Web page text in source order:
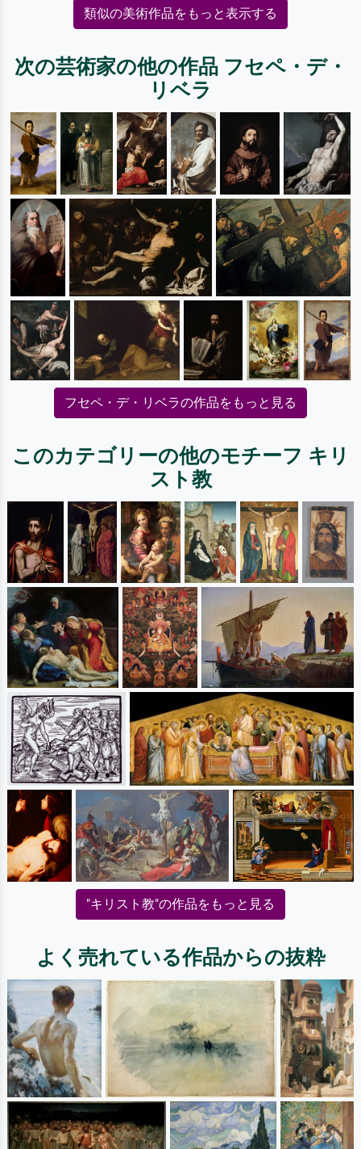
類似の美術作品をもっと表示する
次の芸術家の他の作品 フセペ・デ・
リベラ
フセペ・デ・リベラの作品をもっと見る
このカテゴリーの他のモチーフ キリ
スト教
"キリスト教"の作品をもっと見る
よく売れている作品からの抜粋